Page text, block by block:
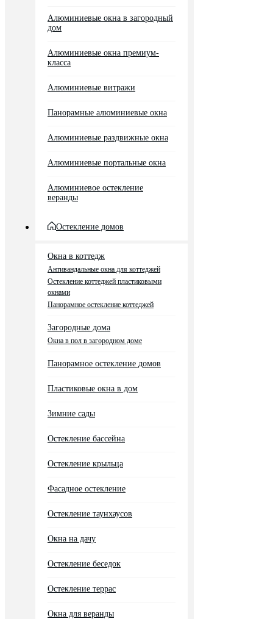
Алюминиевые окна в загородный
дом
Алюминиевые окна премиум-
класса
Алюминиевые витражи
Панорамные алюминиевые окна
Алюминиевые раздвижные окна
Алюминиевые портальные окна
Алюминиевое остекление
веранды
Остекление домов
Окна в коттедж
Антивандальные окна для коттеджей
Остекление коттеджей пластиковыми
окнами
Панорамное остекление коттеджей
Загородные дома
Окна в пол в загородном доме
Панорамное остекление домов
Пластиковые окна в дом
Зимние сады
Остекление бассейна
Остекление крыльца
Фасадное остекление
Остекление таунхаусов
Окна на дачу
Остекление беседок
Остекление террас
Окна для веранды